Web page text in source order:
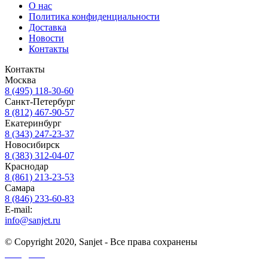
О нас
Политика конфиденциальности
Доставка
Новости
Контакты
Контакты
Москва
8 (495) 118-30-60
Санкт-Петербург
8 (812) 467-90-57
Екатеринбург
8 (343) 247-23-37
Новосибирск
8 (383) 312-04-07
Краснодар
8 (861) 213-23-53
Самара
8 (846) 233-60-83
E-mail:
info@sanjet.ru
© Copyright 2020, Sanjet - Все права сохранены